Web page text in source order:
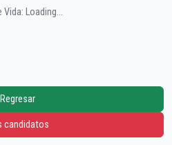
Vida: Loading...
Regresar
candidatos